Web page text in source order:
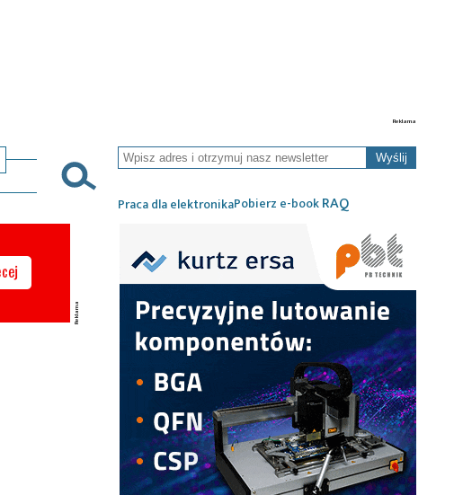
Wyślij
Praca dla elektronikaPobierz e-bookRAQ